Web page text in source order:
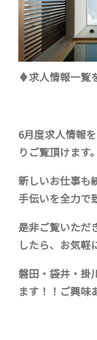
♦求人情報一覧
6月度求人情報
りご覧頂けます。
新しいお仕事も
手伝いを全力で
是非ご覧いただ
したら、お気軽
磐田・袋井・掛
ます！！ご興味